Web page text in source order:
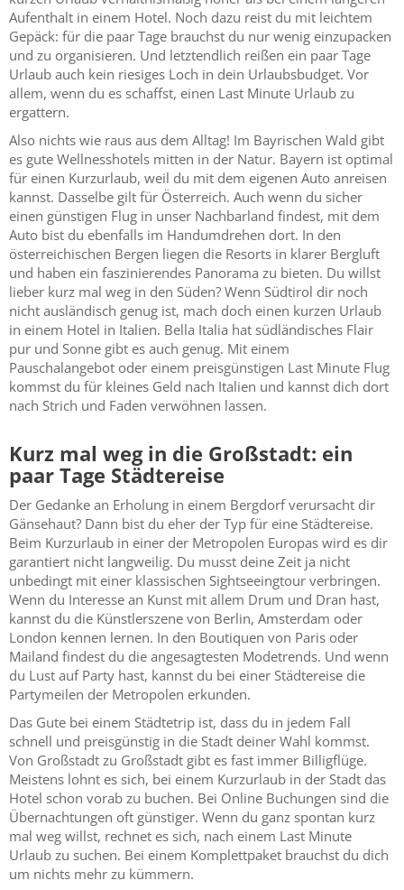
Aufenthalt in einem Hotel. Noch dazu reist du mit leichtem
Gepäck: für die paar Tage brauchst du nur wenig einzupacken
und zu organisieren. Und letztendlich reißen ein paar Tage
Urlaub auch kein riesiges Loch in dein Urlaubsbudget. Vor
allem, wenn du es schaffst, einen Last Minute Urlaub zu
ergattern.
Also nichts wie raus aus dem Alltag! Im Bayrischen Wald gibt
es gute Wellnesshotels mitten in der Natur. Bayern ist optimal
für einen Kurzurlaub, weil du mit dem eigenen Auto anreisen
kannst. Dasselbe gilt für Österreich. Auch wenn du sicher
einen günstigen Flug in unser Nachbarland findest, mit dem
Auto bist du ebenfalls im Handumdrehen dort. In den
österreichischen Bergen liegen die Resorts in klarer Bergluft
und haben ein faszinierendes Panorama zu bieten. Du willst
lieber kurz mal weg in den Süden? Wenn Südtirol dir noch
nicht ausländisch genug ist, mach doch einen kurzen Urlaub
in einem Hotel in Italien. Bella Italia hat südländisches Flair
pur und Sonne gibt es auch genug. Mit einem
Pauschalangebot oder einem preisgünstigen Last Minute Flug
kommst du für kleines Geld nach Italien und kannst dich dort
nach Strich und Faden verwöhnen lassen.
Kurz mal weg in die Großstadt: ein
paar Tage Städtereise
Der Gedanke an Erholung in einem Bergdorf verursacht dir
Gänsehaut? Dann bist du eher der Typ für eine Städtereise.
Beim Kurzurlaub in einer der Metropolen Europas wird es dir
garantiert nicht langweilig. Du musst deine Zeit ja nicht
unbedingt mit einer klassischen Sightseeingtour verbringen.
Wenn du Interesse an Kunst mit allem Drum und Dran hast,
kannst du die Künstlerszene von Berlin, Amsterdam oder
London kennen lernen. In den Boutiquen von Paris oder
Mailand findest du die angesagtesten Modetrends. Und wenn
du Lust auf Party hast, kannst du bei einer Städtereise die
Partymeilen der Metropolen erkunden.
Das Gute bei einem Städtetrip ist, dass du in jedem Fall
schnell und preisgünstig in die Stadt deiner Wahl kommst.
Von Großstadt zu Großstadt gibt es fast immer Billigflüge.
Meistens lohnt es sich, bei einem Kurzurlaub in der Stadt das
Hotel schon vorab zu buchen. Bei Online Buchungen sind die
Übernachtungen oft günstiger. Wenn du ganz spontan kurz
mal weg willst, rechnet es sich, nach einem Last Minute
Urlaub zu suchen. Bei einem Komplettpaket brauchst du dich
um nichts mehr zu kümmern.